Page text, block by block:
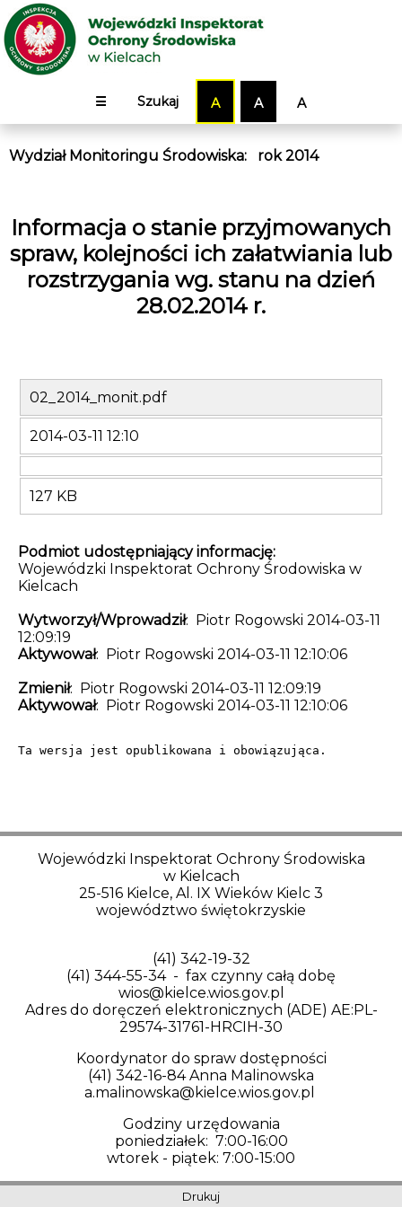
☰ Szukaj A A A
Wydział Monitoringu Środowiska: rok 2014
Informacja o stanie przyjmowanych
spraw, kolejności ich załatwiania lub
rozstrzygania wg. stanu na dzień
28.02.2014 r.
02_2014_monit.pdf
2014-03-11 12:10
127 KB
Podmiot udostępniający informację:
Wojewódzki Inspektorat Ochrony Środowiska w
Kielcach
Wytworzył/Wprowadził: Piotr Rogowski 2014-03-11
12:09:19
Aktywował: Piotr Rogowski 2014-03-11 12:10:06
Zmienił: Piotr Rogowski 2014-03-11 12:09:19
Aktywował: Piotr Rogowski 2014-03-11 12:10:06
Ta wersja jest opublikowana i obowiązująca.
Wojewódzki Inspektorat Ochrony Środowiska
w Kielcach
25-516 Kielce, Al. IX Wieków Kielc 3
województwo świętokrzyskie
(41) 342-19-32
(41) 344-55-34 - fax czynny całą dobę
wios@kielce.wios.gov.pl
Adres do doręczeń elektronicznych (ADE) AE:PL-
29574-31761-HRCIH-30
Koordynator do spraw dostępności
(41) 342-16-84 Anna Malinowska
a.malinowska@kielce.wios.gov.pl
Godziny urzędowania
poniedziałek: 7:00-16:00
wtorek - piątek: 7:00-15:00
Drukuj